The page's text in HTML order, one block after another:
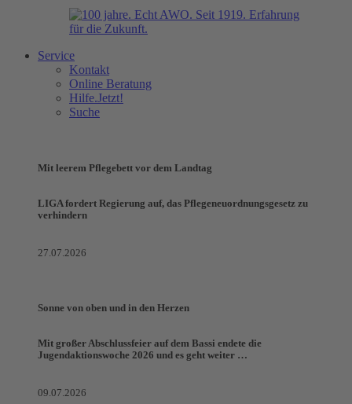
Service
Kontakt
Online Beratung
Hilfe.Jetzt!
Suche
Mit leerem Pflegebett vor dem Landtag
LIGA fordert Regierung auf, das Pflegeneuordnungsgesetz zu
verhindern
27.07.2026
Sonne von oben und in den Herzen
Mit großer Abschlussfeier auf dem Bassi endete die
Jugendaktionswoche 2026 und es geht weiter …
09.07.2026